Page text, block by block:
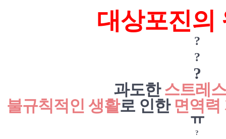
대상포진의
?
?
?
과도한스트레스
불규칙적인 생활로 인한 면역
ㅠ
?